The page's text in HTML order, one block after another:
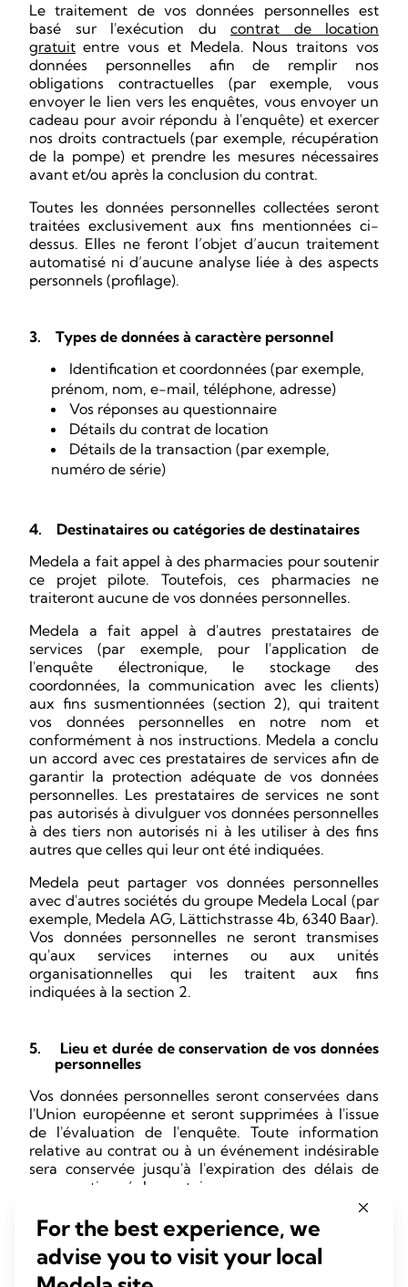
Le traitement de vos données personnelles est
basé sur l'exécution du contrat de location
gratuit entre vous et Medela. Nous traitons vos
données personnelles afin de remplir nos
obligations contractuelles (par exemple, vous
envoyer le lien vers les enquêtes, vous envoyer un
cadeau pour avoir répondu à l'enquête) et exercer
nos droits contractuels (par exemple, récupération
de la pompe) et prendre les mesures nécessaires
avant et/ou après la conclusion du contrat.
Toutes les données personnelles collectées seront
traitées exclusivement aux fins mentionnées ci-
dessus. Elles ne feront l’objet d’aucun traitement
automatisé ni d’aucune analyse liée à des aspects
personnels (profilage).
3.
Types de données à caractère personnel
Identification et coordonnées (par exemple,
prénom, nom, e-mail, téléphone, adresse)
Vos réponses au questionnaire
Détails du contrat de location
Détails de la transaction (par exemple,
numéro de série)
4.
Destinataires ou catégories de destinataires
Medela a fait appel à des pharmacies pour soutenir
ce projet pilote. Toutefois, ces pharmacies ne
traiteront aucune de vos données personnelles.
Medela a fait appel à d'autres prestataires de
services (par exemple, pour l'application de
l'enquête électronique, le stockage des
coordonnées, la communication avec les clients)
aux fins susmentionnées (section 2), qui traitent
vos données personnelles en notre nom et
conformément à nos instructions. Medela a conclu
un accord avec ces prestataires de services afin de
garantir la protection adéquate de vos données
personnelles. Les prestataires de services ne sont
pas autorisés à divulguer vos données personnelles
à des tiers non autorisés ni à les utiliser à des fins
autres que celles qui leur ont été indiquées.
Medela peut partager vos données personnelles
avec d'autres sociétés du groupe Medela Local (par
exemple, Medela AG, Lättichstrasse 4b, 6340 Baar).
Vos données personnelles ne seront transmises
qu'aux services internes ou aux unités
organisationnelles qui les traitent aux fins
indiquées à la section 2.
5.
Lieu et durée de conservation de vos données
personnelles
Vos données personnelles seront conservées dans
l'Union européenne et seront supprimées à l'issue
de l'évaluation de l'enquête. Toute information
relative au contrat ou à un événement indésirable
sera conservée jusqu'à l'expiration des délais de
conservation réglementaires.
Mesures techniques et organisationnelles
Nous mettons en œuvre des mesures techniques
For the best experience, we
advise you to visit your local